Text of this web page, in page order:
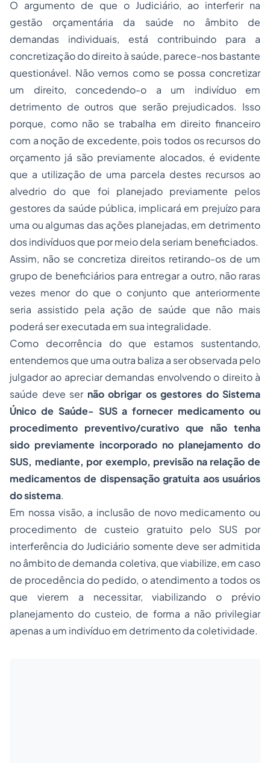
O argumento de que o Judiciário, ao interferir na
gestão orçamentária da saúde no âmbito de
demandas individuais, está contribuindo para a
concretização do direito à saúde, parece-nos bastante
questionável. Não vemos como se possa concretizar
um direito, concedendo-o a um indivíduo em
detrimento de outros que serão prejudicados. Isso
porque, como não se trabalha em direito financeiro
com a noção de excedente, pois todos os recursos do
orçamento já são previamente alocados, é evidente
que a utilização de uma parcela destes recursos ao
alvedrio do que foi planejado previamente pelos
gestores da saúde pública, implicará em prejuízo para
uma ou algumas das ações planejadas, em detrimento
dos indivíduos que por meio dela seriam beneficiados.
Assim, não se concretiza direitos retirando-os de um
grupo de beneficiários para entregar a outro, não raras
vezes menor do que o conjunto que anteriormente
seria assistido pela ação de saúde que não mais
poderá ser executada em sua integralidade.
Como decorrência do que estamos sustentando,
entendemos que uma outra baliza a ser observada pelo
julgador ao apreciar demandas envolvendo o direito à
saúde deve ser não obrigar os gestores do Sistema
Único de Saúde- SUS a fornecer medicamento ou
procedimento preventivo/curativo que não tenha
sido previamente incorporado no planejamento do
SUS, mediante, por exemplo, previsão na relação de
medicamentos de dispensação gratuita aos usuários
do sistema.
Em nossa visão, a inclusão de novo medicamento ou
procedimento de custeio gratuito pelo SUS por
interferência do Judiciário somente deve ser admitida
no âmbito de demanda coletiva, que viabilize, em caso
de procedência do pedido, o atendimento a todos os
que vierem a necessitar, viabilizando o prévio
planejamento do custeio, de forma a não privilegiar
apenas a um indivíduo em detrimento da coletividade.